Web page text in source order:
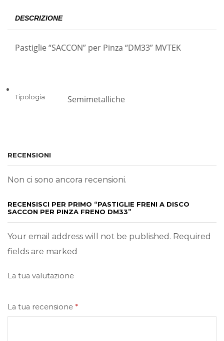
DESCRIZIONE
Pastiglie “SACCON” per Pinza “DM33” MVTEK
Tipologia Semimetalliche
RECENSIONI
Non ci sono ancora recensioni.
RECENSISCI PER PRIMO “PASTIGLIE FRENI A DISCO
SACCON PER PINZA FRENO DM33”
Your email address will not be published. Required
fields are marked
La tua valutazione
La tua recensione *